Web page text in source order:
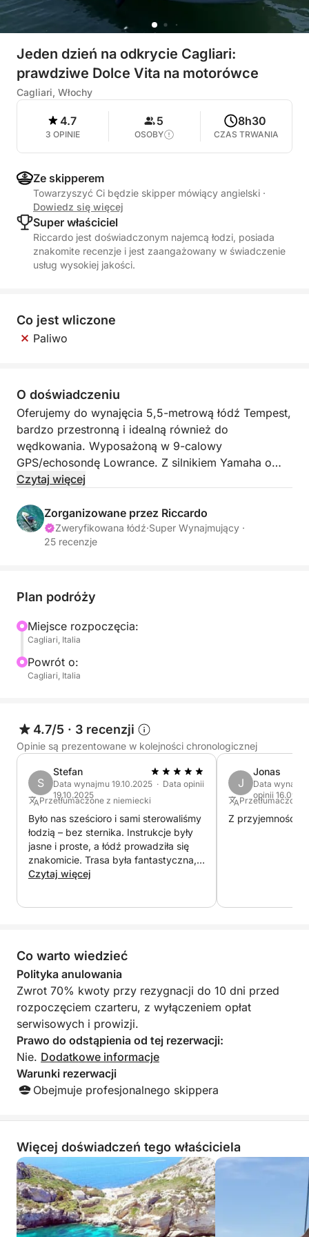
Jeden dzień na odkrycie Cagliari:
prawdziwe Dolce Vita na motorówce
Cagliari, Włochy
4.7
3 OPINIE
5
OSOBY
8h30
CZAS TRWANIA
Ze skipperem
Towarzyszyć Ci będzie skipper mówiący angielski ·
Dowiedz się więcej
Super właściciel
Riccardo jest doświadczonym najemcą łodzi, posiada
znakomite recenzje i jest zaangażowany w świadczenie
usług wysokiej jakości.
Co jest wliczone
Paliwo
O doświadczeniu
Oferujemy do wynajęcia 5,5-metrową łódź Tempest,
bardzo przestronną i idealną również do
wędkowania. Wyposażoną w 9-calowy
GPS/echosondę Lowrance. Z silnikiem Yamaha o
mocy 40/70 KM.
Czytaj więcej
Zorganizowane przez Riccardo
Zweryfikowana łódź·Super Wynajmujący ·
25 recenzje
Plan podróży
Miejsce rozpoczęcia:
Cagliari, Italia
Powrót o:
Cagliari, Italia
4.7/5 · 3 recenzji
Opinie są prezentowane w kolejności chronologicznej
S
Stefan
Data wynajmu 19.10.2025 · Data opinii
19.10.2025
Przetłumaczone z niemiecki
Było nas sześcioro i sami sterowaliśmy
łodzią – bez sternika. Instrukcje były
jasne i proste, a łódź prowadziła się
znakomicie. Trasa była fantastyczna,
pogoda dopisała, a na pokładzie
Czytaj więcej
J
Jonas
Data
opinii
Przetłumaczone
Z przyjemnością
Co warto wiedzieć
Polityka anulowania
Zwrot 70% kwoty przy rezygnacji do 10 dni przed
rozpoczęciem czarteru, z wyłączeniem opłat
serwisowych i prowizji.
Prawo do odstąpienia od tej rezerwacji:
Nie. Dodatkowe informacje
Warunki rezerwacji
Obejmuje profesjonalnego skippera
Więcej doświadczeń tego właściciela